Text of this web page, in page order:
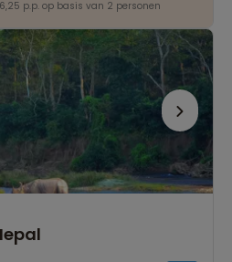
p.p. op basis van 2 personen